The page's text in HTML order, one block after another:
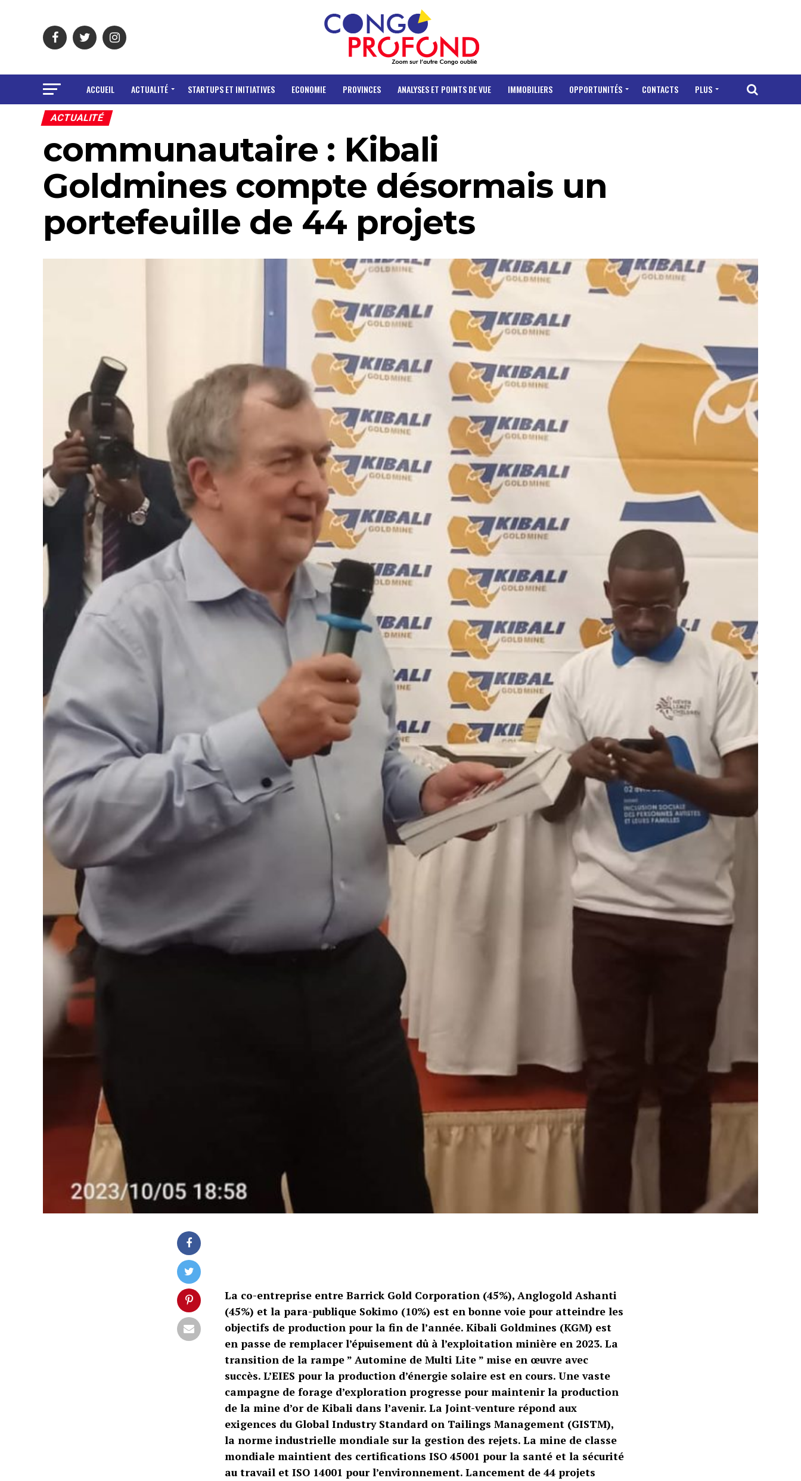
ACCUEIL ACTUALITÉ STARTUPS ET INITIATIVES ECONOMIE PROVINCES ANALYSES ET POINTS DE VUE IMMOBILIERS OPPORTUNITÉS CONTACTS PLUS
ACTUALITÉ
communautaire : Kibali
Goldmines compte désormais un
portefeuille de 44 projets
La co-entreprise entre Barrick Gold Corporation (45%), Anglogold Ashanti
(45%) et la para-publique Sokimo (10%) est en bonne voie pour atteindre les
objectifs de production pour la fin de l’année. Kibali Goldmines (KGM) est
en passe de remplacer l’épuisement dû à l’exploitation minière en 2023. La
transition de la rampe ” Automine de Multi Lite ” mise en œuvre avec
succès. L’EIES pour la production d’énergie solaire est en cours. Une vaste
campagne de forage d’exploration progresse pour maintenir la production
de la mine d’or de Kibali dans l’avenir. La Joint-venture répond aux
exigences du Global Industry Standard on Tailings Management (GISTM),
la norme industrielle mondiale sur la gestion des rejets. La mine de classe
mondiale maintient des certifications ISO 45001 pour la santé et la sécurité
au travail et ISO 14001 pour l’environnement. Lancement de 44 projets